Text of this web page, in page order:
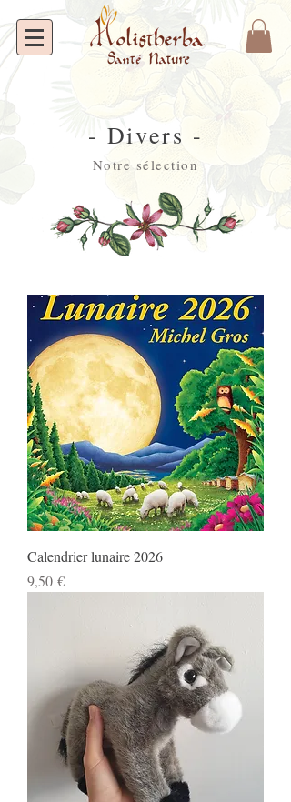
- Divers -
Notre sélection
Calendrier lunaire 2026
Prix
9,50 €